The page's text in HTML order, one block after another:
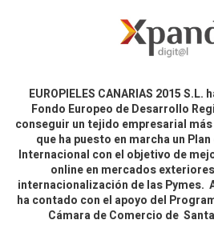
EUROPIELES CANARIAS 2015
Fondo Europeo de Desarrollo
conseguir un tejido empresarial
que ha puesto en marcha un
Internacional con el objetivo de
online en mercados
internacionalización de las Pymes.
ha contado con el apoyo del
Cámara de Comercio de